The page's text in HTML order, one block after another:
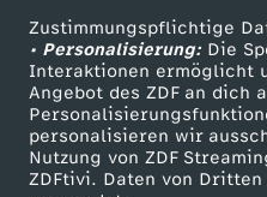
Zustimmungspflichtige
• Personalisierung:Die
Interaktionen ermöglicht
Angebot des ZDF an dich
personalisieren wir
Nutzung von ZDF
ZDFtivi. Daten von
y
o
f
n
d
a
e
r
k
i
e
T
e
n
v
o
i
t
a
e
r
U
ü
h
n
l
a
n
p
e
r
Livestreams
Sendungen A-Z
TV-Programm